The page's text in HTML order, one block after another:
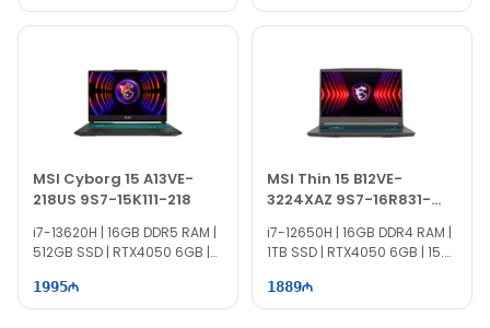
MSI Cyborg 15 A13VE-
218US 9S7-15K111-218
i7-13620H | 16GB DDR5 RAM |
512GB SSD | RTX4050 6GB |
1995
MSI Thin 15 B12VE-
3224XAZ 9S7-16R831-
i7-12650H | 16GB DDR4 RAM |
1TB SSD | RTX4050 6GB | 15.6"
1889